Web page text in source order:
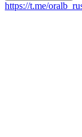
https://t.me/